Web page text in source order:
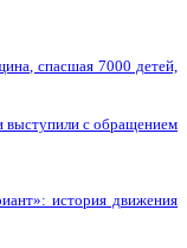
спасшая 7000 детей,
выступили с обращением
история движения